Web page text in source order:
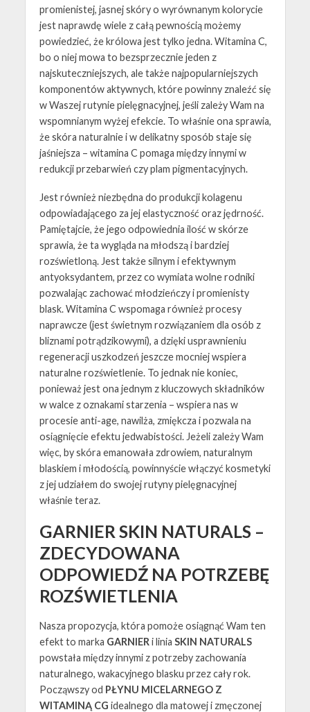
promienistej, jasnej skóry o wyrównanym kolorycie
jest naprawdę wiele z całą pewnością możemy
powiedzieć, że królowa jest tylko jedna. Witamina C,
bo o niej mowa to bezsprzecznie jeden z
najskuteczniejszych, ale także najpopularniejszych
komponentów aktywnych, które powinny znaleźć się
w Waszej rutynie pielęgnacyjnej, jeśli zależy Wam na
wspomnianym wyżej efekcie. To właśnie ona sprawia,
że skóra naturalnie i w delikatny sposób staje się
jaśniejsza – witamina C pomaga między innymi w
redukcji przebarwień czy plam pigmentacyjnych.
Jest również niezbędna do produkcji kolagenu
odpowiadającego za jej elastyczność oraz jędrność.
Pamiętajcie, że jego odpowiednia ilość w skórze
sprawia, że ta wygląda na młodszą i bardziej
rozświetloną. Jest także silnym i efektywnym
antyoksydantem, przez co wymiata wolne rodniki
pozwalając zachować młodzieńczy i promienisty
blask. Witamina C wspomaga również procesy
naprawcze (jest świetnym rozwiązaniem dla osób z
bliznami potrądzikowymi), a dzięki usprawnieniu
regeneracji uszkodzeń jeszcze mocniej wspiera
naturalne rozświetlenie. To jednak nie koniec,
ponieważ jest ona jednym z kluczowych składników
w walce z oznakami starzenia – wspiera nas w
procesie anti-age, nawilża, zmiękcza i pozwala na
osiągnięcie efektu jedwabistości. Jeżeli zależy Wam
więc, by skóra emanowała zdrowiem, naturalnym
blaskiem i młodością, powinnyście włączyć kosmetyki
z jej udziałem do swojej rutyny pielęgnacyjnej
właśnie teraz.
GARNIER SKIN NATURALS –
ZDECYDOWANA
ODPOWIEDŹ NA POTRZEBĘ
ROZŚWIETLENIA
Nasza propozycja, która pomoże osiągnąć Wam ten
efekt to marka GARNIER i linia SKIN NATURALS
powstała między innymi z potrzeby zachowania
naturalnego, wakacyjnego blasku przez cały rok.
Począwszy od PŁYNU MICELARNEGO Z
WITAMINĄ CG idealnego dla matowej i zmęczonej